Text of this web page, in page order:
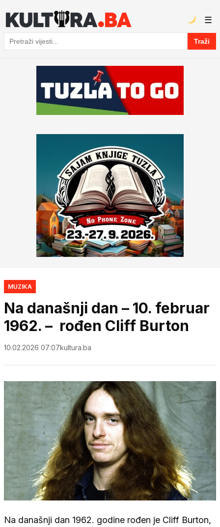
Pretraga
Traži
☰
MUZIKA
Na današnji dan – 10. februar
1962. – rođen Cliff Burton
10.02.2026 07:07kultura.ba
Na današnji dan 1962. godine rođen je Cliff Burton,